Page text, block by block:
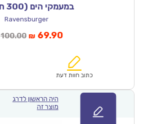
במעמקי הים (300 חלקים)
Ravensburger
100.00המחיר
₪100.00.
₪ 69.90המחיר
הוא:
כתוב חוות דעת
היה הראשון לדרג
מוצר זה